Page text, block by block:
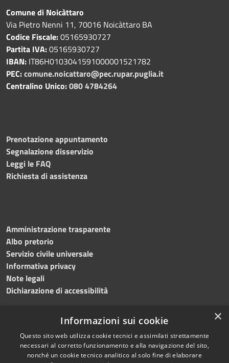
Comune di Noicàttaro
Via Pietro Nenni 11, 70016 Noicàttaro BA
Codice Fiscale:05165930727
Partita IVA:05165930727
IBAN: IT86H0103041591000001521782
PEC:comune.noicattaro@pec.rupar.puglia.it
Centralino Unico:080 4784264
Prenotazione appuntamento
Segnalazione disservizio
Leggi le FAQ
Richiesta di assistenza
Amministrazione trasparente
Albo pretorio
Servizio civile universale
Informativa privacy
Note legali
Dichiarazione di accessibilità
RSS
Accessibilità
Copyright © 2023 •
Comune di Noicàttaro
×
Informazioni sui cookie
Questo sito web utilizza cookie tecnici e assimilati strettamente
necessari al corretto funzionamento e alla navigazione del sito,
nonché un cookie tecnico analitico al solo fine di elaborare